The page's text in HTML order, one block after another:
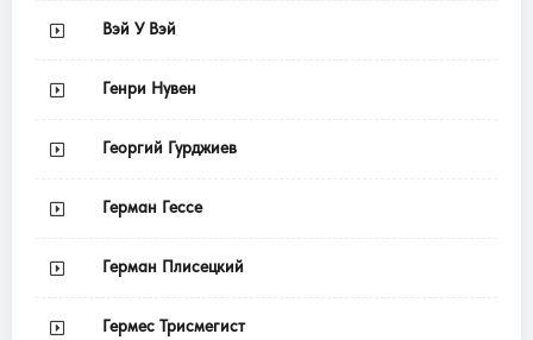
Вэй У Вэй
Генри Нувен
Георгий Гурджиев
Герман Гессе
Герман Плисецкий
Гермес Трисмегист